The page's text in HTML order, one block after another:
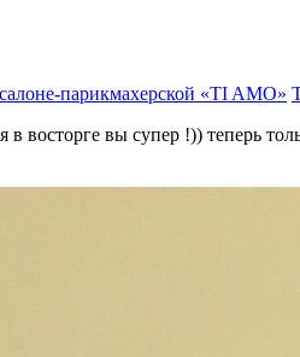
парикмахерской «TI AMO»
вы супер !)) теперь